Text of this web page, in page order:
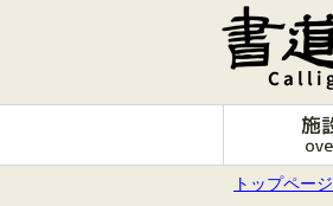
トップページ